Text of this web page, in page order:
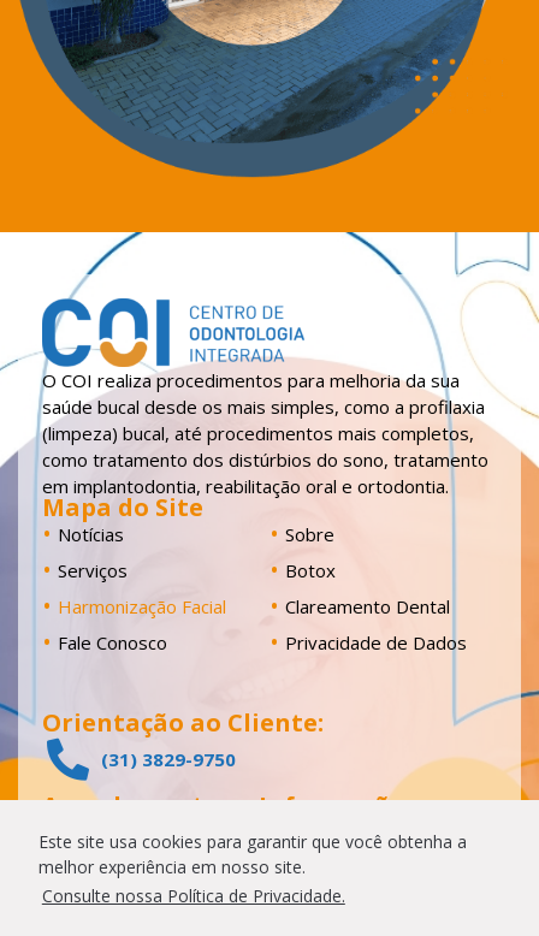
Este site usa cookies para garantir que você obtenha a
melhor experiência em nosso site.
Consulte nossa Política de Privacidade.
O COI realiza procedimentos para melhoria da sua
saúde bucal desde os mais simples, como a profilaxia
(limpeza) bucal, até procedimentos mais completos,
como tratamento dos distúrbios do sono, tratamento
em implantodontia, reabilitação oral e ortodontia.
Mapa do Site
Notícias
Sobre
Serviços
Botox
Harmonização Facial
Clareamento Dental
Fale Conosco
Privacidade de Dados
Orientação ao Cliente:
(31) 3829-9750
Agendamentos e Informações:
(31) 3829-9737
Localização
Rua Jequitibá, 240 - Bairro Horto CEP 35160-